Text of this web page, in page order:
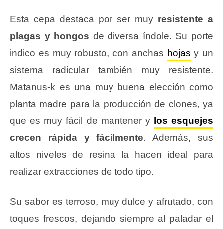
Esta cepa destaca por ser muy resistente a
plagas y hongos de diversa índole. Su porte
indico es muy robusto, con anchas hojas y un
sistema radicular también muy resistente.
Matanus-k es una muy buena elección como
planta madre para la producción de clones, ya
que es muy fácil de mantener y los esquejes
crecen rápida y fácilmente. Además, sus
altos niveles de resina la hacen ideal para
realizar extracciones de todo tipo.
Su sabor es terroso, muy dulce y afrutado, con
toques frescos, dejando siempre al paladar el